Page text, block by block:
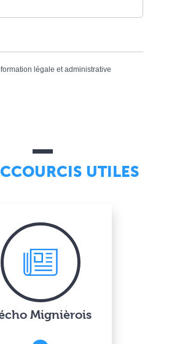
légale et administrative
UTILES
Mignièrois